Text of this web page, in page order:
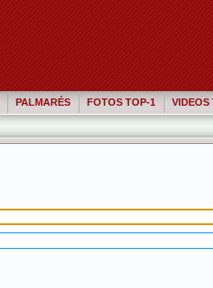
PALMARÉS FOTOS TOP-1 VIDEOS